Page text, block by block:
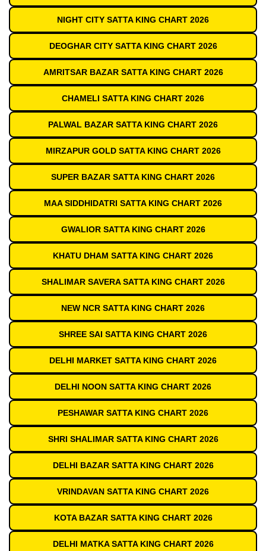
NIGHT CITY SATTA KING CHART 2026
DEOGHAR CITY SATTA KING CHART 2026
AMRITSAR BAZAR SATTA KING CHART 2026
CHAMELI SATTA KING CHART 2026
PALWAL BAZAR SATTA KING CHART 2026
MIRZAPUR GOLD SATTA KING CHART 2026
SUPER BAZAR SATTA KING CHART 2026
MAA SIDDHIDATRI SATTA KING CHART 2026
GWALIOR SATTA KING CHART 2026
KHATU DHAM SATTA KING CHART 2026
SHALIMAR SAVERA SATTA KING CHART 2026
NEW NCR SATTA KING CHART 2026
SHREE SAI SATTA KING CHART 2026
DELHI MARKET SATTA KING CHART 2026
DELHI NOON SATTA KING CHART 2026
PESHAWAR SATTA KING CHART 2026
SHRI SHALIMAR SATTA KING CHART 2026
DELHI BAZAR SATTA KING CHART 2026
VRINDAVAN SATTA KING CHART 2026
KOTA BAZAR SATTA KING CHART 2026
DELHI MATKA SATTA KING CHART 2026